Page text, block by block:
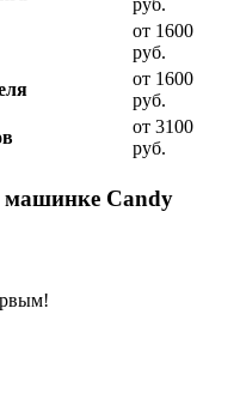
руб.
от 1600
руб.
от 1600
руб.
от 3100
руб.
машинке Candy